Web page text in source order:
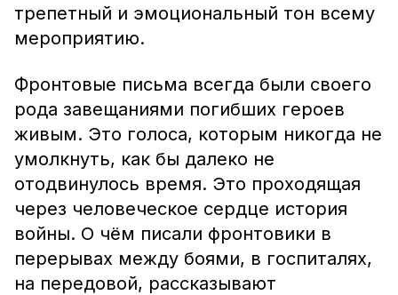
трепетный и эмоциональный тон всему
мероприятию.
Фронтовые письма всегда были своего
рода завещаниями погибших героев
живым. Это голоса, которым никогда не
умолкнуть, как бы далеко не
отодвинулось время. Это проходящая
через человеческое сердце история
войны. О чём писали фронтовики в
перерывах между боями, в госпиталях,
на передовой, рассказывают